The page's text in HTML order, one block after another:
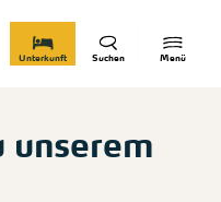
Menü
Suchen
Unterkunft
unserem